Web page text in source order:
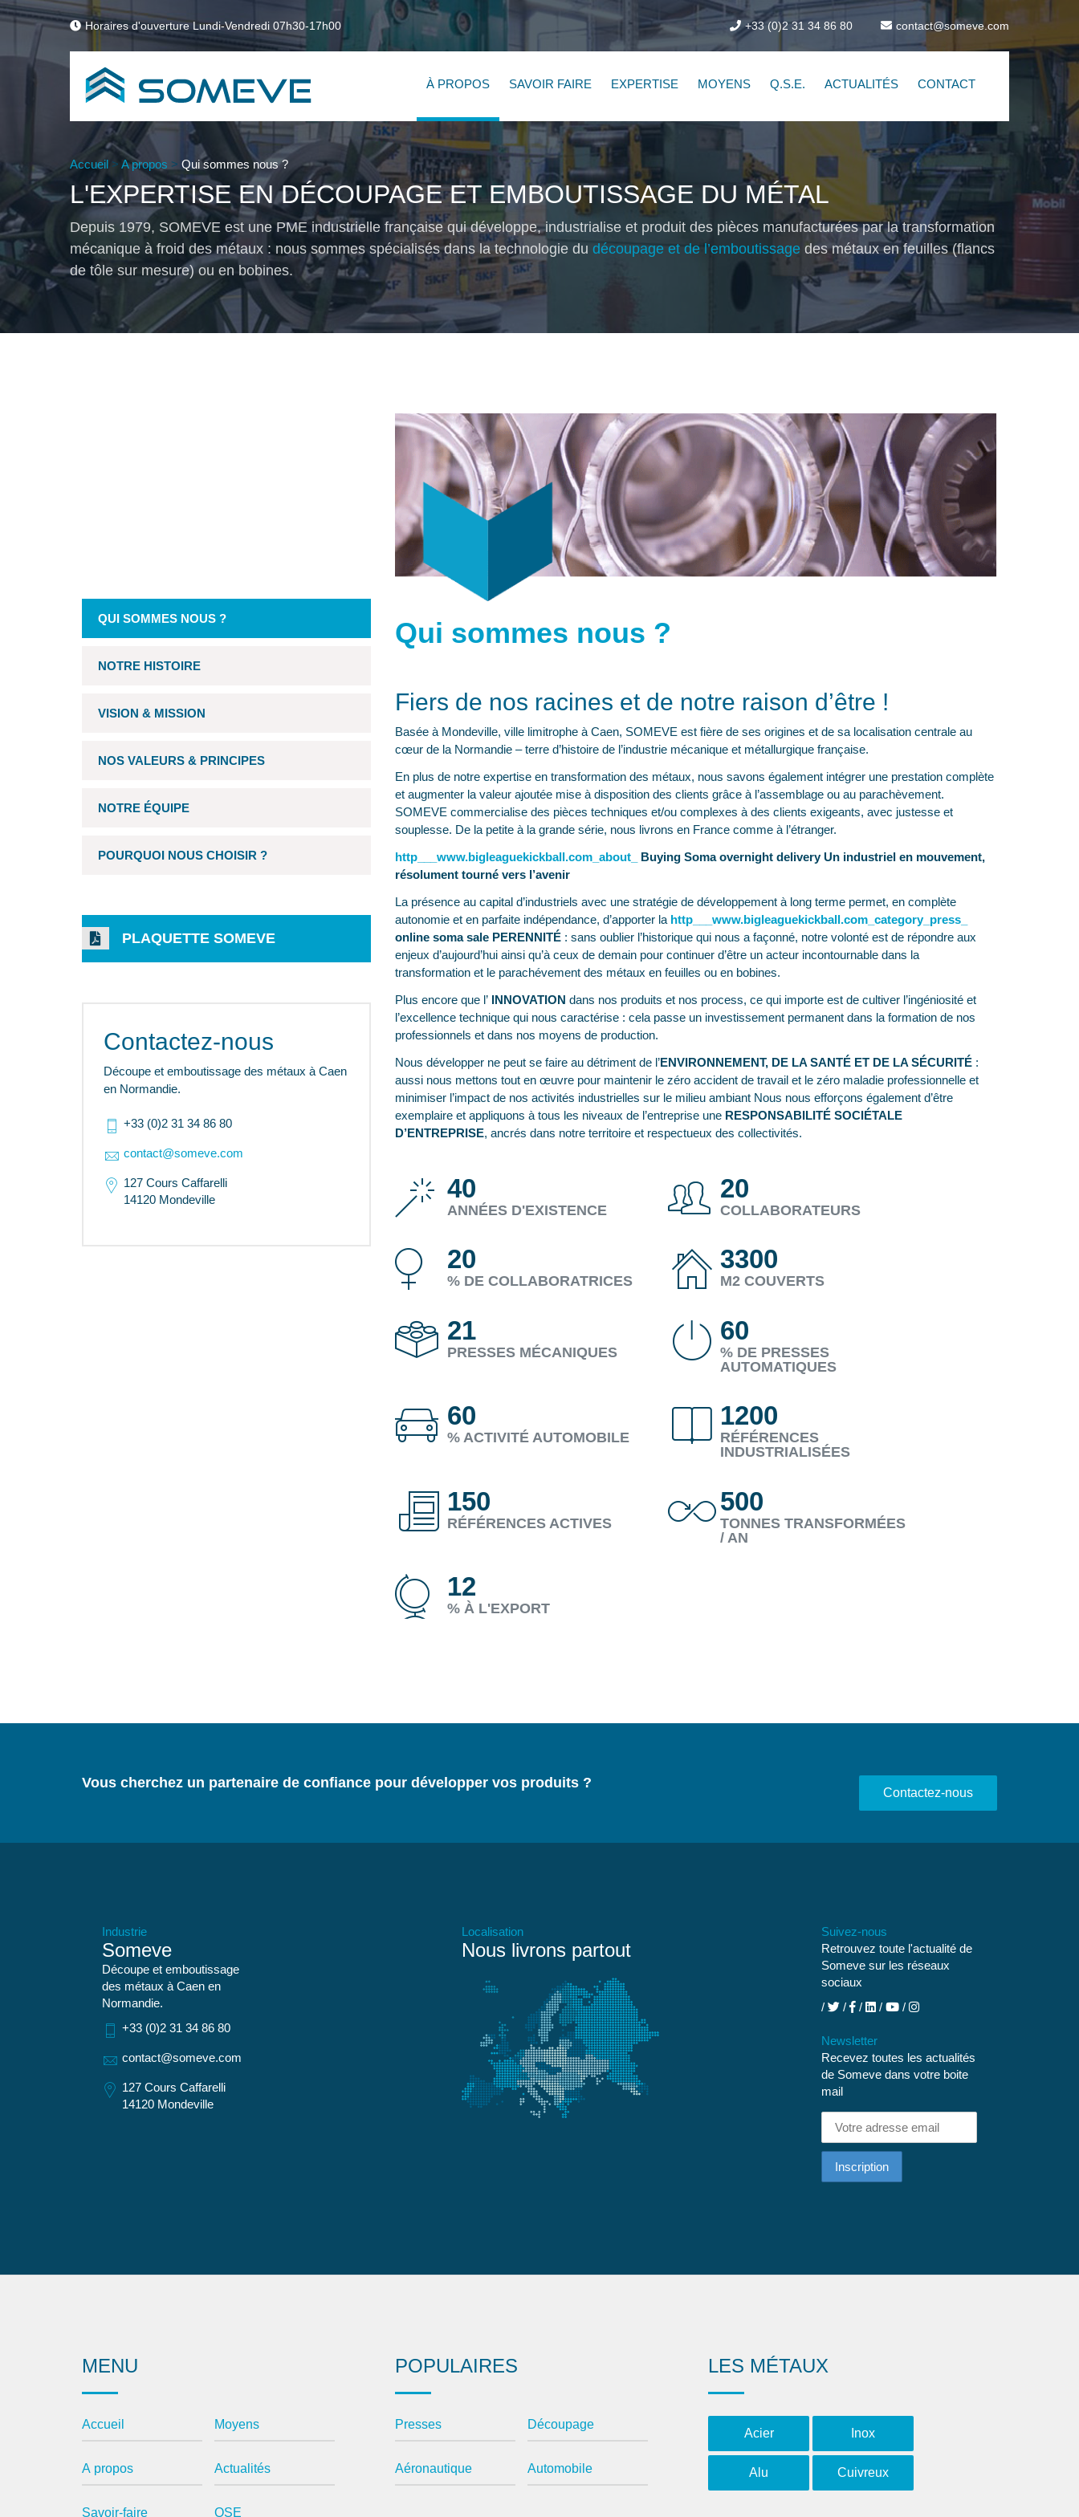
Horaires d'ouverture Lundi-Vendredi 07h30-17h00 +33 (0)2 31 34 86 80 contact@someve.com
À PROPOS SAVOIR FAIRE EXPERTISE MOYENS Q.S.E. ACTUALITÉS CONTACT
Accueil > A propos > Qui sommes nous ?
L'EXPERTISE EN DÉCOUPAGE ET EMBOUTISSAGE DU MÉTAL
Depuis 1979, SOMEVE est une PME industrielle française qui développe, industrialise et produit des pièces manufacturées par la transformation
mécanique à froid des métaux : nous sommes spécialisés dans la technologie du découpage et de l’emboutissage des métaux en feuilles (flancs
de tôle sur mesure) ou en bobines.
Qui sommes nous ?
Fiers de nos racines et de notre raison d’être !
Basée à Mondeville, ville limitrophe à Caen, SOMEVE est fière de ses origines et de sa localisation centrale au
cœur de la Normandie – terre d’histoire de l’industrie mécanique et métallurgique française.
En plus de notre expertise en transformation des métaux, nous savons également intégrer une prestation complète
et augmenter la valeur ajoutée mise à disposition des clients grâce à l’assemblage ou au parachèvement.
SOMEVE commercialise des pièces techniques et/ou complexes à des clients exigeants, avec justesse et
souplesse. De la petite à la grande série, nous livrons en France comme à l’étranger.
http___www.bigleaguekickball.com_about_
Buying Soma overnight delivery Un industriel en mouvement,
résolument tourné vers l’avenir
La présence au capital d’industriels avec une stratégie de développement à long terme permet, en complète
autonomie et en parfaite indépendance, d’apporter la http___www.bigleaguekickball.com_category_press_
online soma sale PERENNITÉ : sans oublier l’historique qui nous a façonné, notre volonté est de répondre aux
enjeux d’aujourd’hui ainsi qu’à ceux de demain pour continuer d’être un acteur incontournable dans la
transformation et le parachévement des métaux en feuilles ou en bobines.
Plus encore que l’ INNOVATION dans nos produits et nos process, ce qui importe est de cultiver l’ingéniosité et
l’excellence technique qui nous caractérise : cela passe un investissement permanent dans la formation de nos
professionnels et dans nos moyens de production.
Nous développer ne peut se faire au détriment de l’ENVIRONNEMENT, DE LA SANTÉ ET DE LA SÉCURITÉ :
aussi nous mettons tout en œuvre pour maintenir le zéro accident de travail et le zéro maladie professionnelle et
minimiser l’impact de nos activités industrielles sur le milieu ambiant Nous nous efforçons également d’être
exemplaire et appliquons à tous les niveaux de l’entreprise une RESPONSABILITÉ SOCIÉTALE
D’ENTREPRISE, ancrés dans notre territoire et respectueux des collectivités.
40
ANNÉES D'EXISTENCE
20
COLLABORATEURS
20
% DE COLLABORATRICES
3300
M2 COUVERTS
21
PRESSES MÉCANIQUES
60
% DE PRESSES
AUTOMATIQUES
60
% ACTIVITÉ AUTOMOBILE
1200
RÉFÉRENCES
INDUSTRIALISÉES
150
RÉFÉRENCES ACTIVES
500
TONNES TRANSFORMÉES
/ AN
12
% À L'EXPORT
QUI SOMMES NOUS ?
NOTRE HISTOIRE
VISION & MISSION
NOS VALEURS & PRINCIPES
NOTRE ÉQUIPE
POURQUOI NOUS CHOISIR ?
PLAQUETTE SOMEVE
Contactez-nous
Découpe et emboutissage des métaux à Caen
en Normandie.
+33 (0)2 31 34 86 80
contact@someve.com
127 Cours Caffarelli
14120 Mondeville
Vous cherchez un partenaire de confiance pour développer vos produits ?
Contactez-nous
Industrie
Someve
Découpe et emboutissage
des métaux à Caen en
Normandie.
+33 (0)2 31 34 86 80
contact@someve.com
127 Cours Caffarelli
14120 Mondeville
Localisation
Nous livrons partout
Suivez-nous
Retrouvez toute l'actualité de
Someve sur les réseaux
sociaux
Newsletter
Recevez toutes les actualités
de Someve dans votre boite
mail
MENU
Accueil
A propos
Savoir-faire
Moyens
Actualités
QSE
POPULAIRES
Presses
Aéronautique
Découpage
Automobile
LES MÉTAUX
Acier Inox
Alu Cuivreux